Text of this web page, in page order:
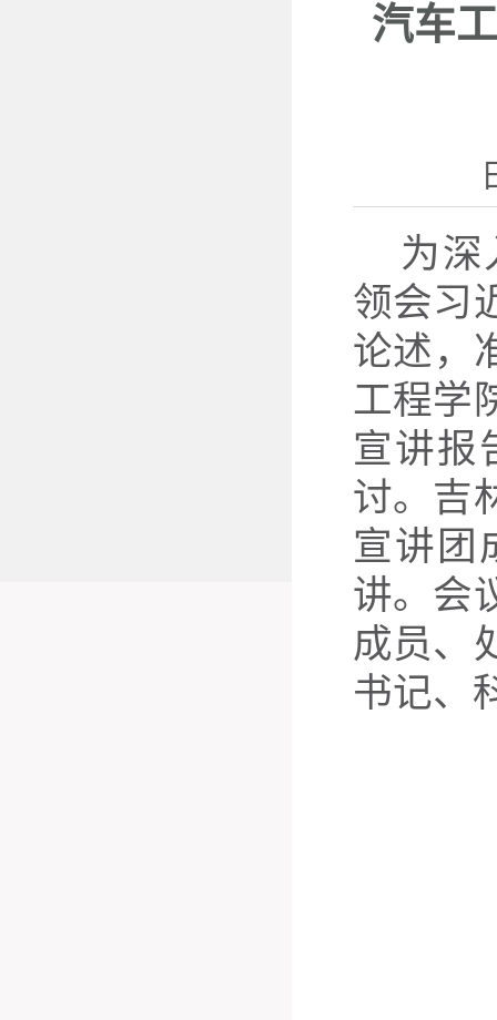
汽车
为深
领会习
论述，
工程学
宣讲报
讨。吉
宣讲团
讲。会
成员、
书记、